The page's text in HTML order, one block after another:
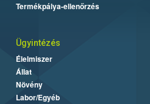
Termékpálya-ellenőrzés
Ügyintézés
Élelmiszer
Állat
Növény
Labor/Egyéb